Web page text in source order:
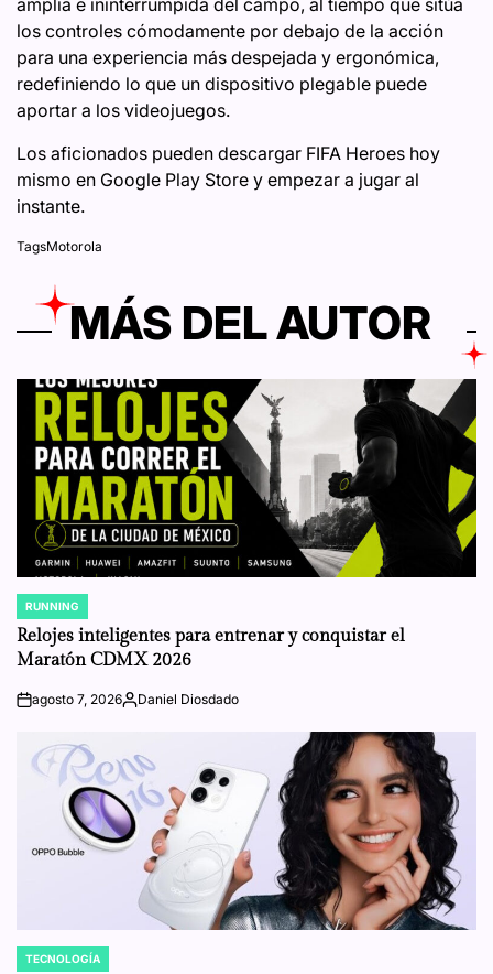
amplia e ininterrumpida del campo, al tiempo que sitúa
los controles cómodamente por debajo de la acción
para una experiencia más despejada y ergonómica,
redefiniendo lo que un dispositivo plegable puede
aportar a los videojuegos.
Los aficionados pueden descargar FIFA Heroes hoy
mismo en Google Play Store y empezar a jugar al
instante.
TagsMotorola
MÁS DEL AUTOR
POSTED
IN
RUNNING
Relojes inteligentes para entrenar y conquistar el
Maratón CDMX 2026
onagosto 7, 2026Posted
Daniel Diosdado
POSTED
TECNOLOGÍA